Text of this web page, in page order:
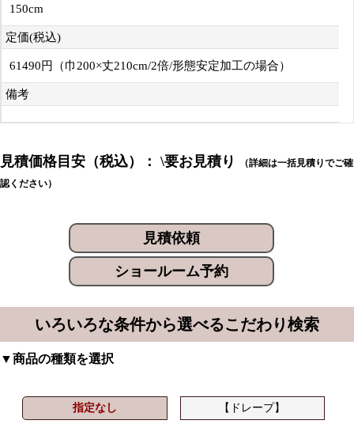
150cm
定価(税込)
61490円（巾200×丈210cm/2倍/形態安定加工の場合）
備考
見積価格目安（税込）： \要お見積り
（詳細は一括見積りでご確
認ください）
見積依頼
ショールーム予約
いろいろな条件から選べるこだわり検索
▼商品の種類を選択
指定なし 【ドレープ】